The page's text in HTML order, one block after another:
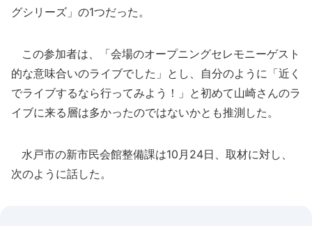
グシリーズ」の1つだった。
この参加者は、「会場のオープニングセレモニーゲスト
的な意味合いのライブでした」とし、自分のように「近く
でライブするなら行ってみよう！」と初めて山崎さんのラ
イブに来る層は多かったのではないかとも推測した。
水戸市の新市民会館整備課は10月24日、取材に対し、
次のように話した。